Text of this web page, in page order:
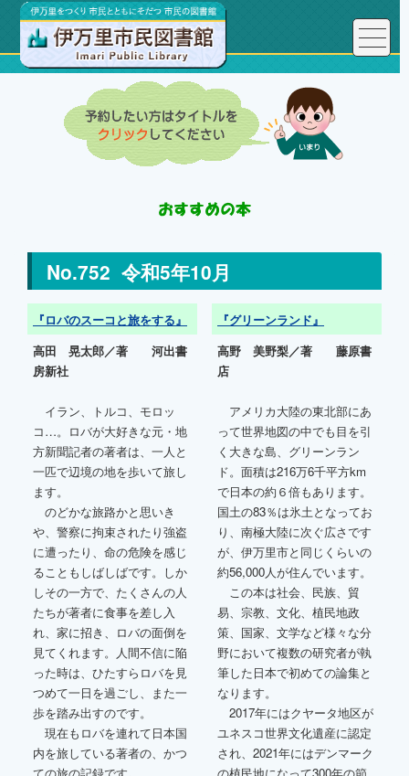
No.752 令和5年10月
『ロバのスーコと旅をする』
『グリーンランド』
高田 晃太郎／著 河出書
房新社
イラン、トルコ、モロッ
コ…。ロバが大好きな元・地
方新聞記者の著者は、一人と
一匹で辺境の地を歩いて旅し
ます。
のどかな旅路かと思いき
や、警察に拘束されたり強盗
に遭ったり、命の危険を感じ
ることもしばしばです。しか
しその一方で、たくさんの人
たちが著者に食事を差し入
れ、家に招き、ロバの面倒を
見てくれます。人間不信に陥
った時は、ひたすらロバを見
つめて一日を過ごし、また一
歩を踏み出すのです。
現在もロバを連れて日本国
内を旅している著者の、かつ
高野 美野梨／著 藤原書
店
アメリカ大陸の東北部にあ
って世界地図の中でも目を引
く大きな島、グリーンラン
ド。面積は216万6千平方km
で日本の約６倍もあります。
国土の83％は氷土となってお
り、南極大陸に次ぐ広さです
が、伊万里市と同じくらいの
約56,000人が住んでいます。
この本は社会、民族、貿
易、宗教、文化、植民地政
策、国家、文学など様々な分
野において複数の研究者が執
筆した日本で初めての論集と
なります。
2017年にはクヤータ地区が
ユネスコ世界文化遺産に認定
され、2021年にはデンマーク